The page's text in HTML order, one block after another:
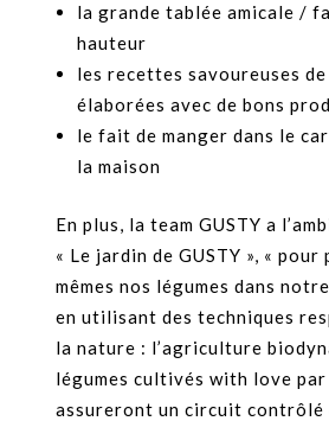
la grande tablée amicale /
hauteur
les recettes savoureuses de
élaborées avec de bons
le fait de manger dans le
la maison
En plus, la team GUSTY a
« Le jardin de GUSTY », «
mêmes nos légumes dans
en utilisant des techniques
la nature : l’agriculture
légumes cultivés with love par
assureront un circuit contrôlé